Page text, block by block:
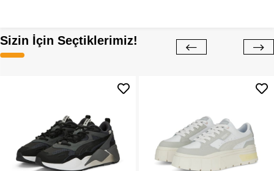
Sizin İçin Seçtiklerimiz!